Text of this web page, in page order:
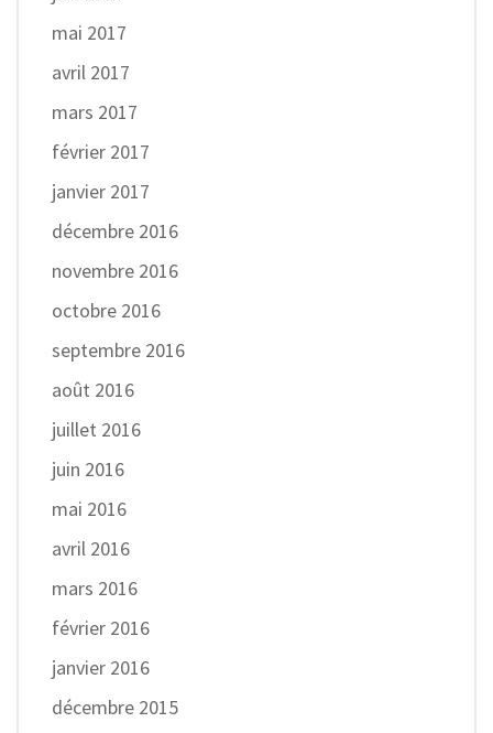
mai 2017
avril 2017
mars 2017
février 2017
janvier 2017
décembre 2016
novembre 2016
octobre 2016
septembre 2016
août 2016
juillet 2016
juin 2016
mai 2016
avril 2016
mars 2016
février 2016
janvier 2016
décembre 2015